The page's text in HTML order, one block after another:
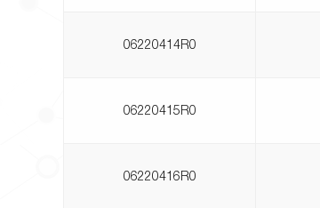
06220414R0
06220415R0
06220416R0